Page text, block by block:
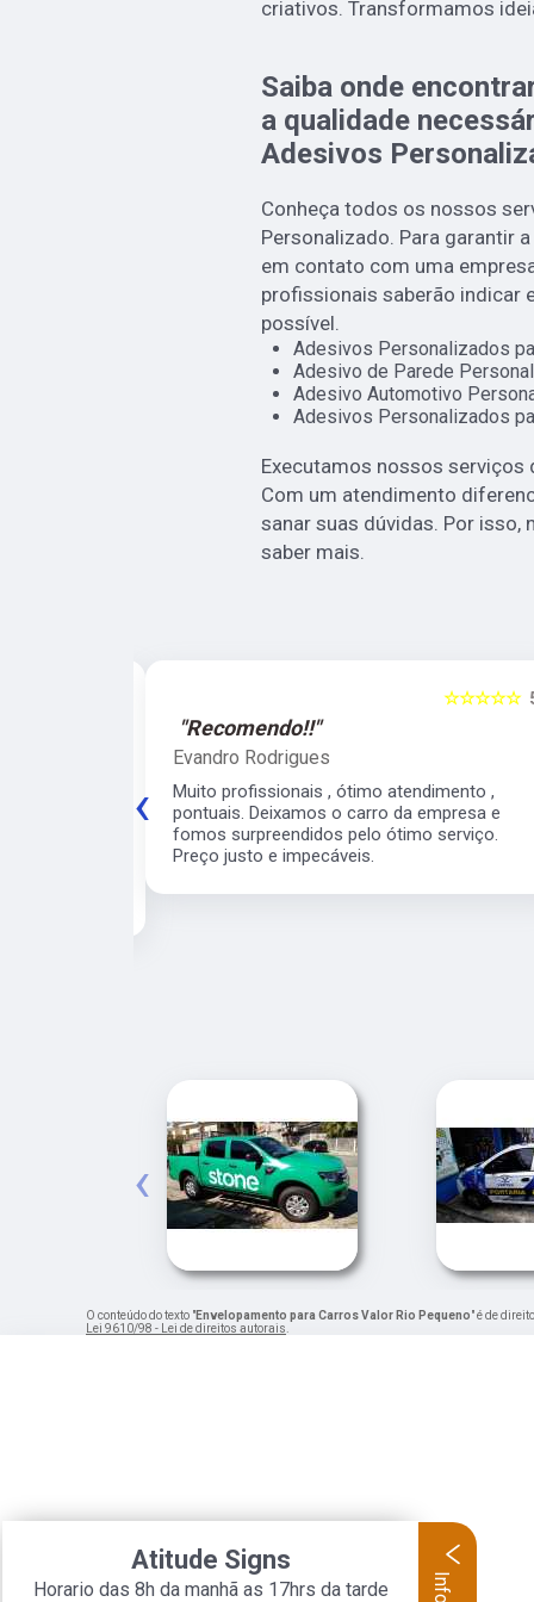
criativos. Transformamos
Saiba onde
a qualidade
Adesivos
Conheça todos os nossos
Personalizado. Para garantir
em contato com uma
profissionais saberão indicar
possível.
Adesivos Personalizados
Adesivo de Parede
Adesivo Automotivo
Adesivos Personalizados
Executamos nossos
Com um atendimento
sanar suas dúvidas. Por isso,
saber mais.
☆☆☆☆☆
"Recomendo!!"
Evandro Rodrigues
Muito profissionais , ótimo atendimento ,
pontuais. Deixamos o carro da empresa e
fomos surpreendidos pelo ótimo serviço.
Preço justo e impecáveis.
‹
‹
O conteúdo do texto "Envelopamento para Carros Valor Rio Pequeno" é de
Lei 9610/98 - Lei de direitos autorais.
Atitude Signs
Horario das 8h da manhã as 17hrs da tarde